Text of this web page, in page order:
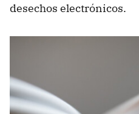
desechos electrónicos.